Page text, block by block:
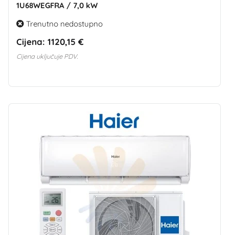
1U68WEGFRA / 7,0 kW
Trenutno nedostupno
Cijena: 1120,15 €
Cijena uključuje PDV.